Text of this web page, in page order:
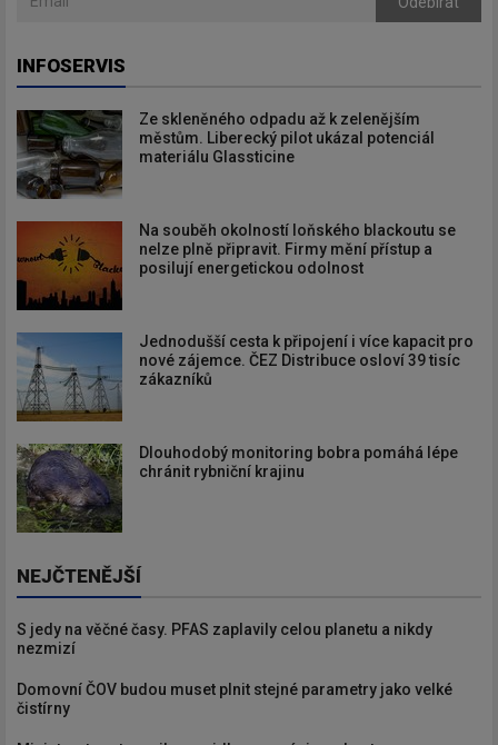
INFOSERVIS
Ze skleněného odpadu až k zelenějším
městům. Liberecký pilot ukázal potenciál
materiálu Glassticine
Na souběh okolností loňského blackoutu se
nelze plně připravit. Firmy mění přístup a
posilují energetickou odolnost
Jednodušší cesta k připojení i více kapacit pro
nové zájemce. ČEZ Distribuce osloví 39 tisíc
zákazníků
Dlouhodobý monitoring bobra pomáhá lépe
chránit rybniční krajinu
NEJČTENĚJŠÍ
S jedy na věčné časy. PFAS zaplavily celou planetu a nikdy
nezmizí
Domovní ČOV budou muset plnit stejné parametry jako velké
čistírny